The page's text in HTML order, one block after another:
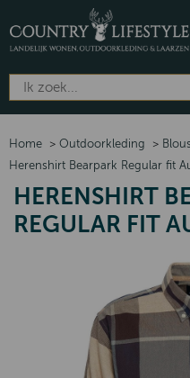
Home > Outdoorkleding >
Herenshirt Bearpark Regular fit
HERENSHIRT
REGULAR FIT